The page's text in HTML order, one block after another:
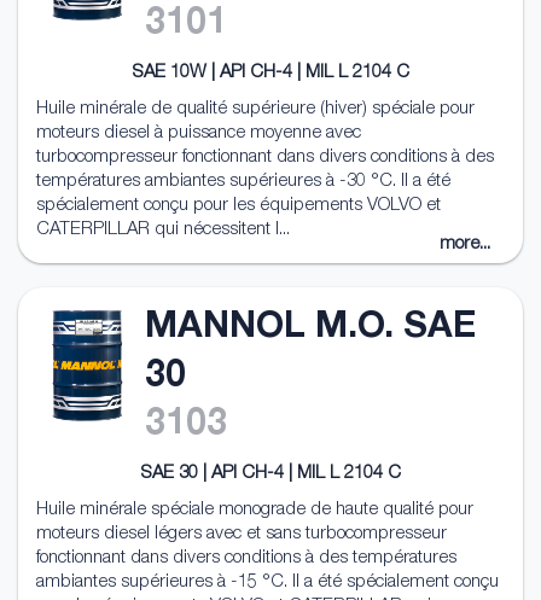
3101
SAE 10W | API CH-4 | MIL L 2104 C
Huile minérale de qualité supérieure (hiver) spéciale pour
moteurs diesel à puissance moyenne avec
turbocompresseur fonctionnant dans divers conditions à des
températures ambiantes supérieures à -30 °C. Il a été
spécialement conçu pour les équipements VOLVO et
CATERPILLAR qui nécessitent l...
more...
MANNOL M.O. SAE
30
3103
SAE 30 | API CH-4 | MIL L 2104 C
Huile minérale spéciale monograde de haute qualité pour
moteurs diesel légers avec et sans turbocompresseur
fonctionnant dans divers conditions à des températures
ambiantes supérieures à -15 °C. Il a été spécialement conçu